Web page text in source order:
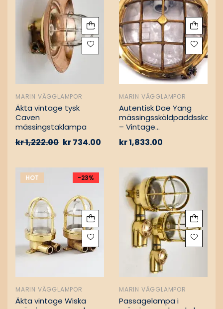
MARIN VÄGGLAMPOR
Äkta vintage tysk
Caven
mässingstaklampa
kr1,222.00 kr734.00
MARIN VÄGGLAMPOR
Autentisk Dae Yang
– Vintage
kr1,833.00
HOT -23%
MARIN VÄGGLAMPOR
Äkta vintage Wiska
MARIN VÄGGLAMPOR
Passagelampa i